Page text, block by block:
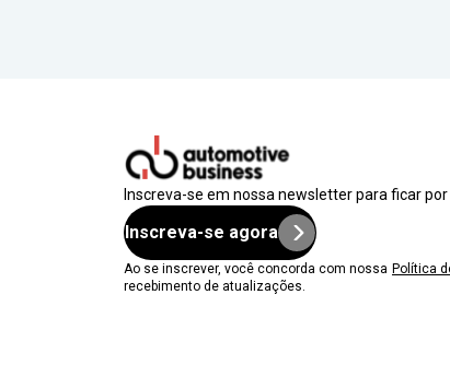
Inscreva-se em nossa newsletter para ficar
Inscreva-se agora
Ao se inscrever, você concorda com nossa Política
recebimento de atualizações.